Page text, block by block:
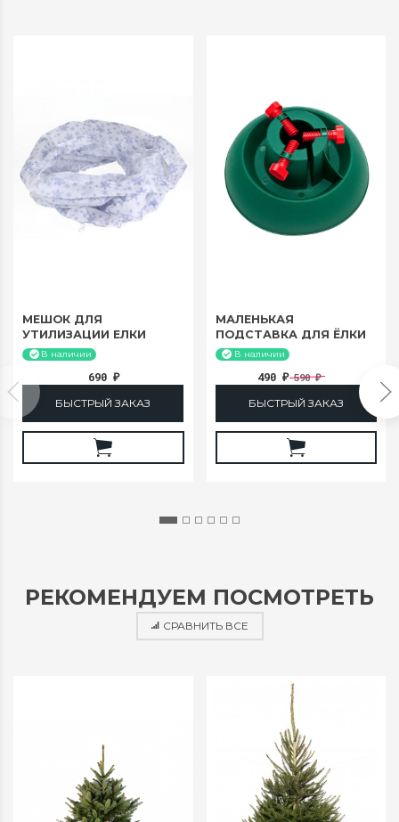
МЕШОК ДЛЯ
УТИЛИЗАЦИИ ЕЛКИ
210СМВ наличии
690 ₽
БЫСТРЫЙ ЗАКАЗ
МАЛЕНЬКАЯ
ПОДСТАВКА ДЛЯ ЁЛКИ
ДО 180 СМ
В наличии
490₽ 590₽
БЫСТРЫЙ ЗАКАЗ
РЕКОМЕНДУЕМ ПОСМОТРЕТЬ
СРАВНИТЬ ВСЕ